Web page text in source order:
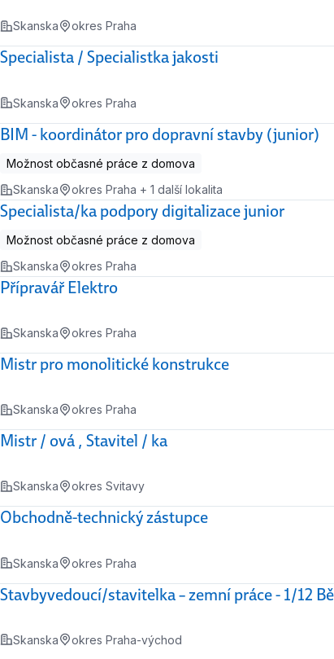
Skanska okres Praha
Specialista / Specialistka jakosti
Skanska okres Praha
BIM - koordinátor pro dopravní stavby (junior)
Možnost občasné práce z domova
Skanska
okres Praha + 1 další lokalita
Specialista/ka podpory digitalizace junior
Možnost občasné práce z domova
Skanska
okres Praha
Přípravář Elektro
Skanska okres Praha
Mistr pro monolitické konstrukce
Skanska okres Praha
Mistr / ová , Stavitel / ka
Skanska okres Svitavy
Obchodně-technický zástupce
Skanska okres Praha
Stavbyvedoucí/stavitelka – zemní práce - 1/12
Skanska okres Praha-východ